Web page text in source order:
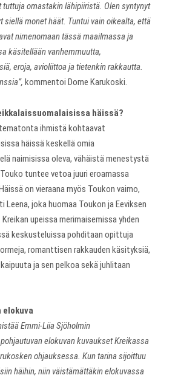
tuttuja omastakin lähipiiristä. Olen syntynyt
siellä monet häät. Tuntui vain oikealta, että
nimenomaan tässä maailmassa ja
käsitellään vanhemmuutta,
eroja, avioliittoa ja tietenkin rakkautta.
kommentoi Dome Karukoski.
häissä?
ihmistä kohtaavat
häissä keskellä omia
naimisissa oleva, vähäistä menestystä
tuntee vetoa juuri eroamassa
on vieraana myös Toukon vaimo,
joka huomaa Toukon ja Eeviksen
upeissa merimaisemissa yhden
keskusteluissa pohditaan opittuja
romanttisen rakkauden käsityksiä,
ja sen pelkoa sekä juhlitaan
elokuva
Emmi-Liia Sjöholmin
elokuvan kuvaukset Kreikassa
ohjauksessa. Kun tarina sijoittuu
häihin, niin väistämättäkin elokuvassa